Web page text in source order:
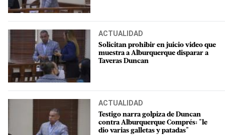
ACTUALIDAD
Solicitan prohibir en juicio video que
muestra a Alburquerque disparar a
Taveras Duncan
ACTUALIDAD
Testigo narra golpiza de Duncan
contra Alburquerque Comprés: "le
dio varias galletas y patadas"